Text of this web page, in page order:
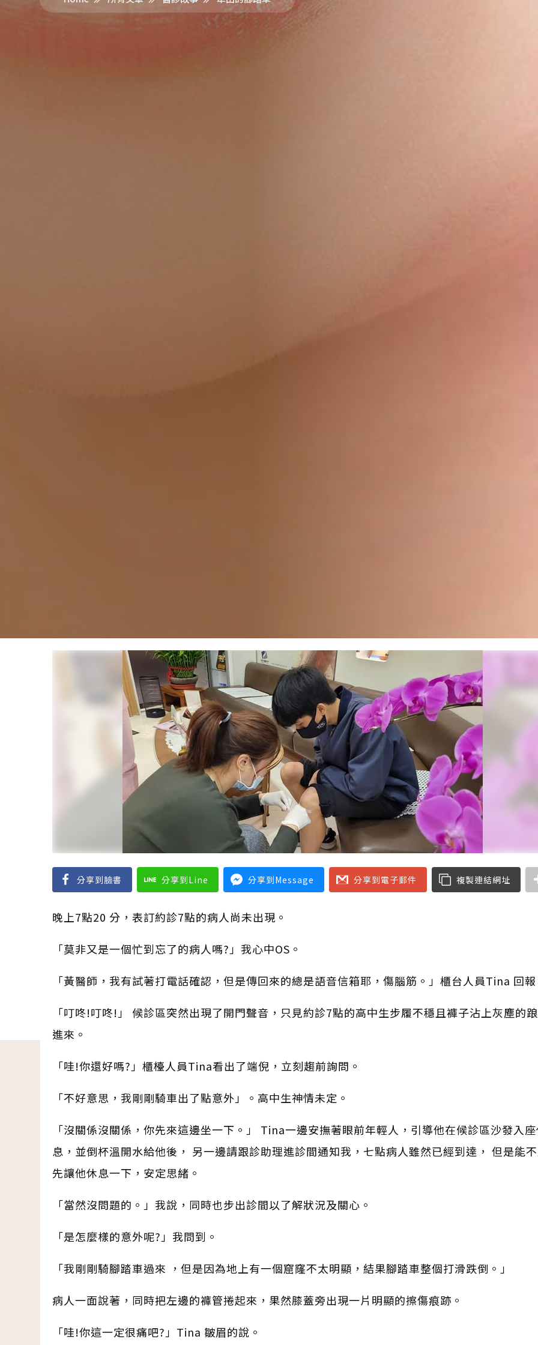
分享到臉書 分享到Line 分享到Message 分享到電子郵件 複製連結網址
晚上7點20 分，表訂約診7點的病人尚未出現。
「莫非又是一個忙到忘了的病人嗎?」我心中OS。
「黃醫師，我有試著打電話確認，但是傳回來的總是語音信箱耶，傷腦筋。」櫃台人員Tina 回
「叮咚!叮咚!」 候診區突然出現了開門聲音，只見約診7點的高中生步履不穩且褲子沾上灰塵的
進來。
「哇!你還好嗎?」櫃檯人員Tina看出了端倪，立刻趨前詢問。
「不好意思，我剛剛騎車出了點意外」。高中生神情未定。
「沒關係沒關係，你先來這邊坐一下。」 Tina一邊安撫著眼前年輕人，引導他在候診區沙發入
息，並倒杯溫開水給他後， 另一邊請跟診助理進診間通知我，七點病人雖然已經到達， 但是能
先讓他休息一下，安定思緒。
「當然沒問題的。」我說，同時也步出診間以了解狀況及關心。
「是怎麼樣的意外呢?」我問到。
「我剛剛騎腳踏車過來 ，但是因為地上有一個窟窿不太明顯，結果腳踏車整個打滑跌倒。」
病人一面說著，同時把左邊的褲管捲起來，果然膝蓋旁出現一片明顯的擦傷痕跡。
「哇!你這一定很痛吧?」Tina 皺眉的說。